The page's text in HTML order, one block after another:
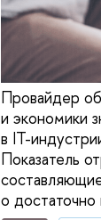
Провайдер
и экономики
в IT-
Показатель
о достаточно